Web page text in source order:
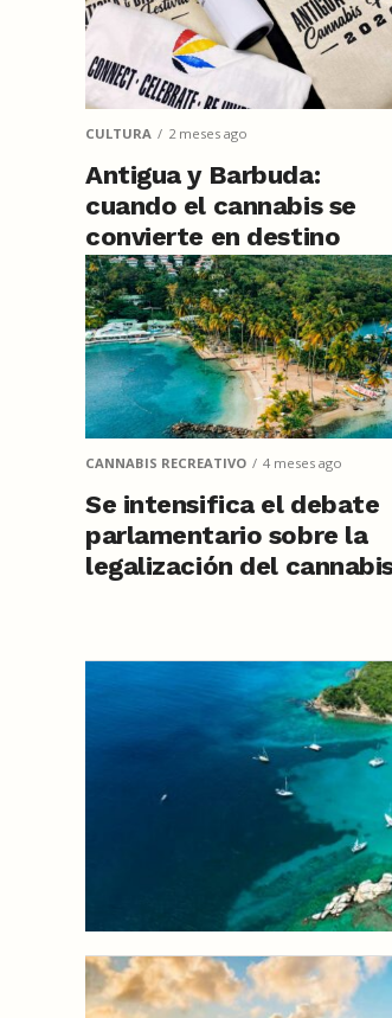
CULTURA 2 meses ago
Antigua y Barbuda:
cuando el cannabis se
convierte en destino
cultural y herramienta
soberanía
CANNABIS RECREATIVO 4 meses ago
Se intensifica el debate
parlamentario sobre la
legalización del